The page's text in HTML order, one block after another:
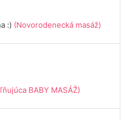
:) (Novorodenecká masáž)
BABY MASÁŽ)